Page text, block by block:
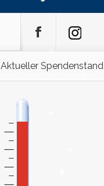
Aktueller Spendenstand